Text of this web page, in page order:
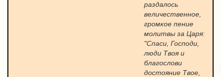
раздалось
величественное,
громкое пение
молитвы за Царя:
"Спаси, Господи,
люди Твоя и
благослови
достояние Твое,